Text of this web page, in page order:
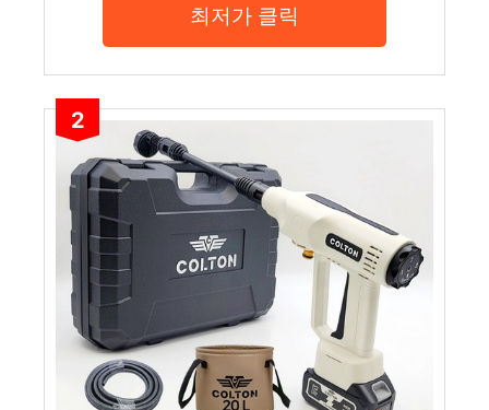
최저가 클릭
2